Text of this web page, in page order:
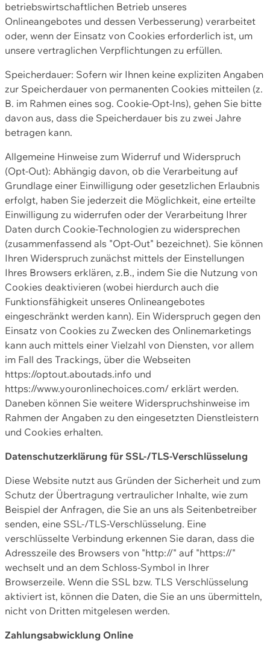
betriebswirtschaftlichen Betrieb unseres
Onlineangebotes und dessen Verbesserung) verarbeitet
oder, wenn der Einsatz von Cookies erforderlich ist, um
unsere vertraglichen Verpflichtungen zu erfüllen.
Speicherdauer: Sofern wir Ihnen keine expliziten Angaben
zur Speicherdauer von permanenten Cookies mitteilen (z.
B. im Rahmen eines sog. Cookie-Opt-Ins), gehen Sie bitte
davon aus, dass die Speicherdauer bis zu zwei Jahre
betragen kann.
Allgemeine Hinweise zum Widerruf und Widerspruch
(Opt-Out): Abhängig davon, ob die Verarbeitung auf
Grundlage einer Einwilligung oder gesetzlichen Erlaubnis
erfolgt, haben Sie jederzeit die Möglichkeit, eine erteilte
Einwilligung zu widerrufen oder der Verarbeitung Ihrer
Daten durch Cookie-Technologien zu widersprechen
(zusammenfassend als "Opt-Out" bezeichnet). Sie können
Ihren Widerspruch zunächst mittels der Einstellungen
Ihres Browsers erklären, z.B., indem Sie die Nutzung von
Cookies deaktivieren (wobei hierdurch auch die
Funktionsfähigkeit unseres Onlineangebotes
eingeschränkt werden kann). Ein Widerspruch gegen den
Einsatz von Cookies zu Zwecken des Onlinemarketings
kann auch mittels einer Vielzahl von Diensten, vor allem
im Fall des Trackings, über die Webseiten
https://optout.aboutads.info und
https://www.youronlinechoices.com/ erklärt werden.
Daneben können Sie weitere Widerspruchshinweise im
Rahmen der Angaben zu den eingesetzten Dienstleistern
und Cookies erhalten.
Datenschutzerklärung für SSL-/TLS-Verschlüsselung
Diese Website nutzt aus Gründen der Sicherheit und zum
Schutz der Übertragung vertraulicher Inhalte, wie zum
Beispiel der Anfragen, die Sie an uns als Seitenbetreiber
senden, eine SSL-/TLS-Verschlüsselung. Eine
verschlüsselte Verbindung erkennen Sie daran, dass die
Adresszeile des Browsers von "http://" auf "https://"
wechselt und an dem Schloss-Symbol in Ihrer
Browserzeile. Wenn die SSL bzw. TLS Verschlüsselung
aktiviert ist, können die Daten, die Sie an uns übermitteln,
nicht von Dritten mitgelesen werden.
Zahlungsabwicklung Online